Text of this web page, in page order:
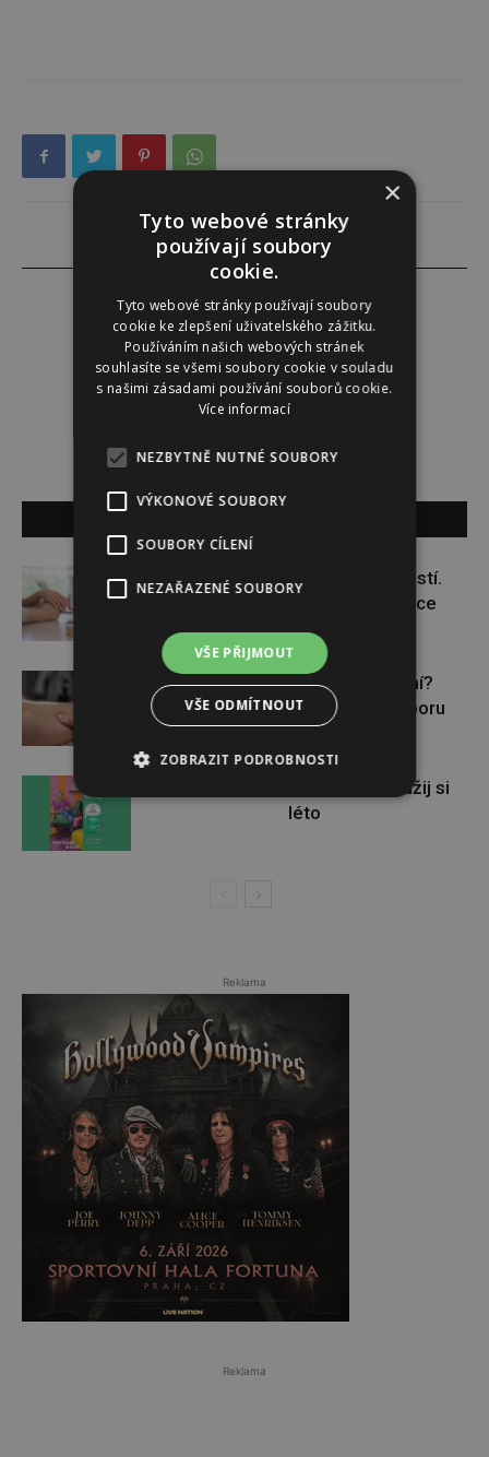
Darina Zumrová
Těhotenství není samozřejmostí.
Pomáhá asistovaná reprodukce
Lymfatický systém v ohrožení?
Využijte moderní nutriční podporu
Vyhraj s Chilly AirPods Max a užij si
léto
Reklama
Reklama
×
Tyto webové stránky
používají soubory
cookie.
Tyto webové stránky používají soubory
cookie ke zlepšení uživatelského zážitku.
Používáním našich webových stránek
souhlasíte se všemi soubory cookie v souladu
s našimi zásadami používání souborů cookie.
Více informací
NEZBYTNĚ NUTNÉ SOUBORY
VÝKONOVÉ SOUBORY
SOUBORY CÍLENÍ
NEZAŘAZENÉ SOUBORY
VŠE PŘIJMOUT
VŠE ODMÍTNOUT
ZOBRAZIT PODROBNOSTI